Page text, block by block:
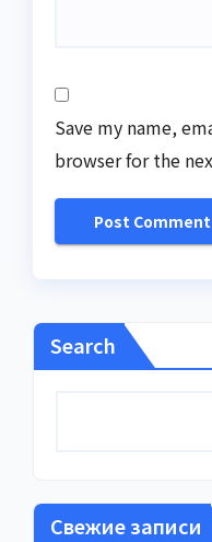
Save my name,
browser for the
Search
Свежие записи